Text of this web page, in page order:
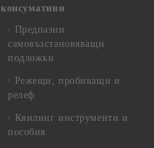
консумативи
Предпазни
самовъзстановяващи
подложки
Режещи, пробиващи и
релеф
Квилинг инструменти и
пособия